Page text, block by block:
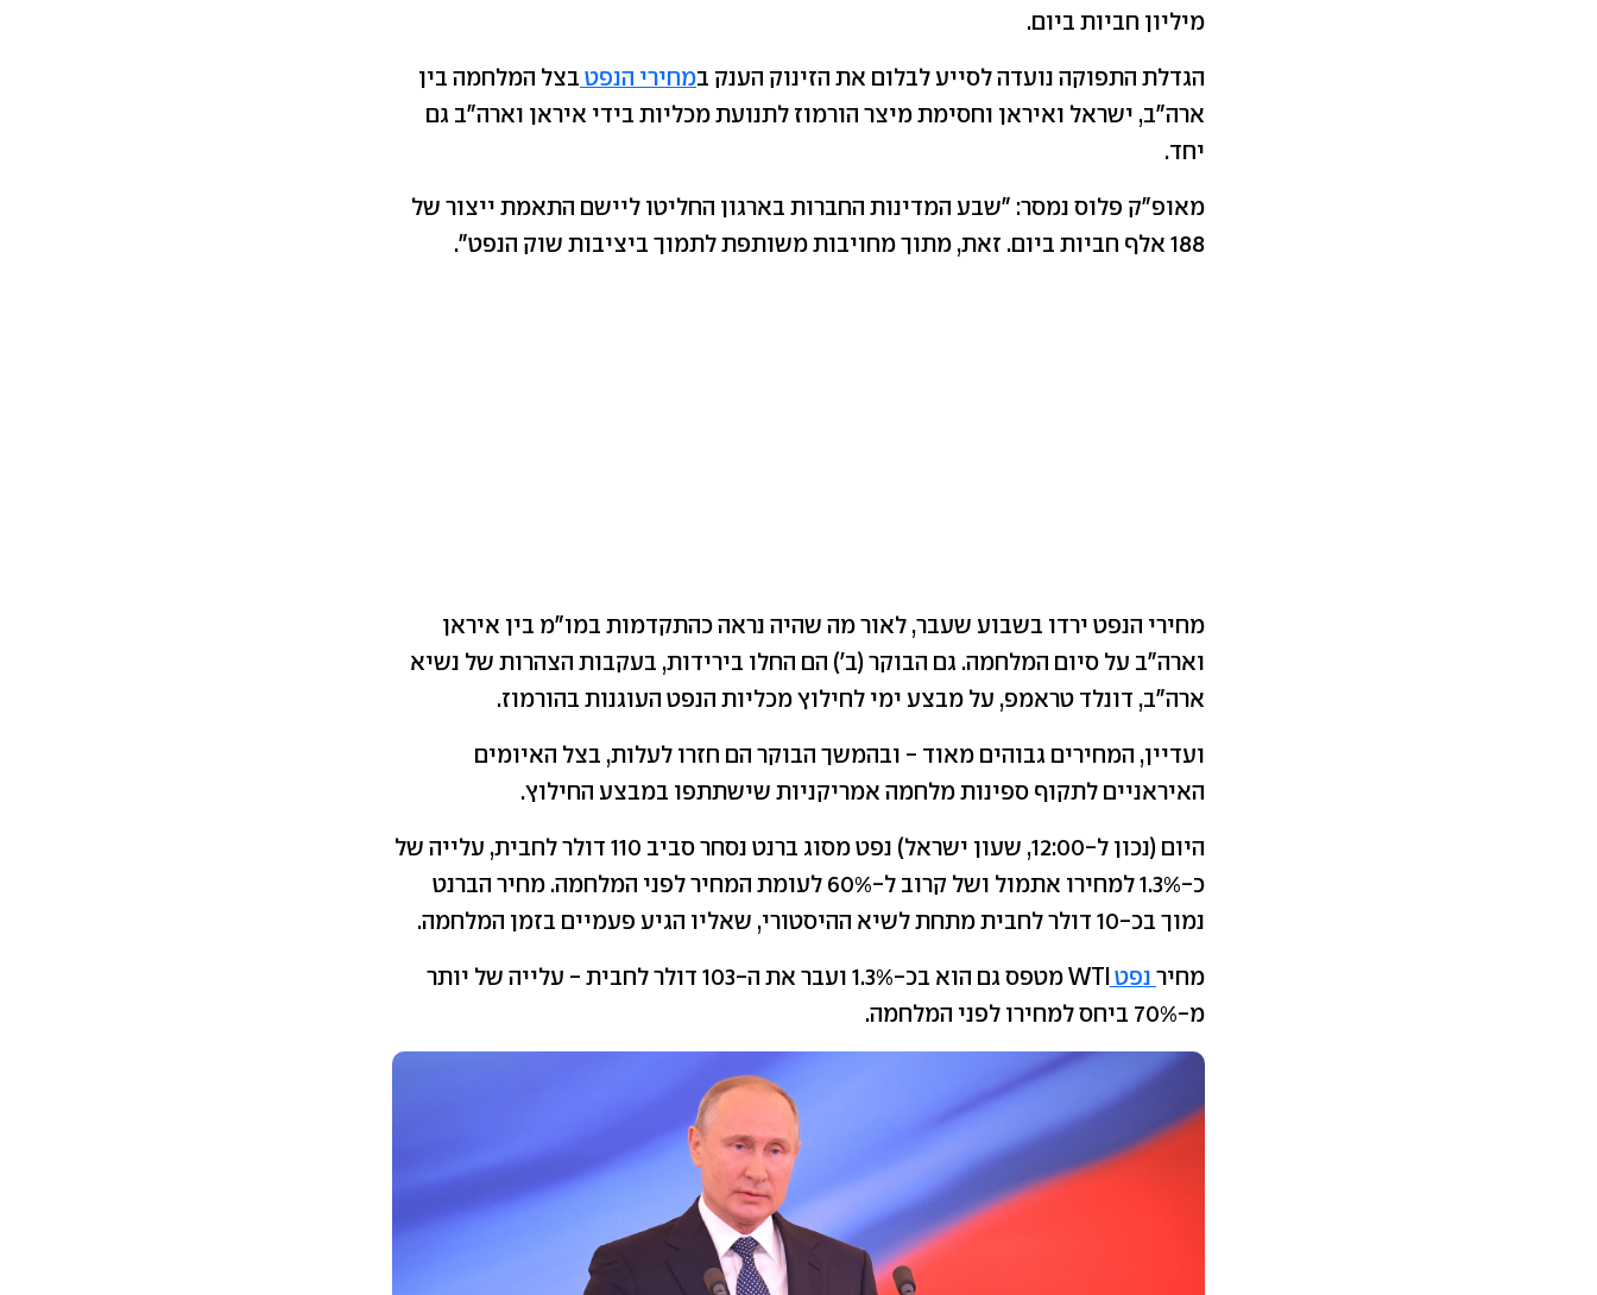
מיליון חביות ביום.
הגדלת התפוקה נועדה לסייע לבלום את הזינוק הענק במחירי הנפט בצל המלחמה בין
ארה"ב, ישראל ואיראן וחסימת מיצר הורמוז לתנועת מכליות בידי איראן וארה"ב גם
יחד.
מאופ"ק פלוס נמסר: "שבע המדינות החברות בארגון החליטו ליישם התאמת ייצור של
188 אלף חביות ביום. זאת, מתוך מחויבות משותפת לתמוך ביציבות שוק הנפט".
מחירי הנפט ירדו בשבוע שעבר, לאור מה שהיה נראה כהתקדמות במו"מ בין איראן
וארה"ב על סיום המלחמה. גם הבוקר (ב') הם החלו בירידות, בעקבות הצהרות של נשיא
ארה"ב, דונלד טראמפ, על מבצע ימי לחילוץ מכליות הנפט העוגנות בהורמוז.
ועדיין, המחירים גבוהים מאוד - ובהמשך הבוקר הם חזרו לעלות, בצל האיומים
האיראניים לתקוף ספינות מלחמה אמריקניות שישתתפו במבצע החילוץ.
היום (נכון ל-12:00, שעון ישראל) נפט מסוג ברנט נסחר סביב 110 דולר לחבית, עלייה של
כ-1.3% למחירו אתמול ושל קרוב ל-60% לעומת המחיר לפני המלחמה. מחיר הברנט
נמוך בכ-10 דולר לחבית מתחת לשיא ההיסטורי, שאליו הגיע פעמיים בזמן המלחמה.
מחיר נפט
WTI מטפס גם הוא בכ-1.3% ועבר את ה-103 דולר לחבית - עלייה של יותר
מ-70% ביחס למחירו לפני המלחמה.